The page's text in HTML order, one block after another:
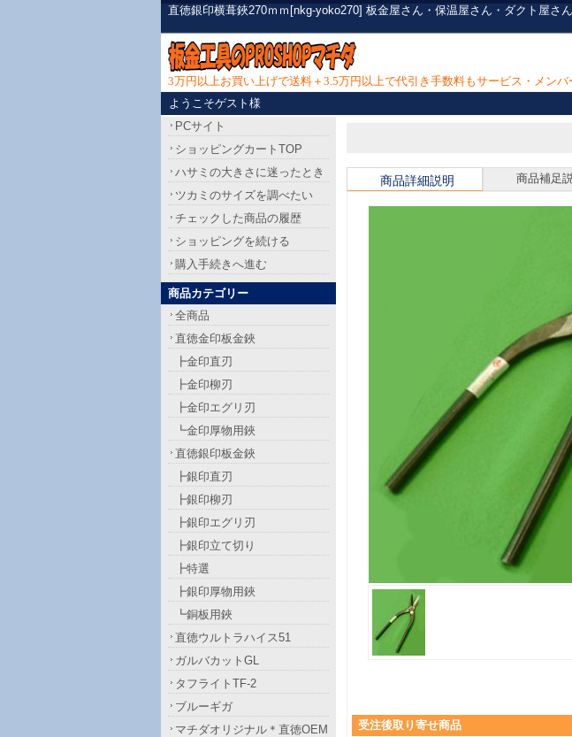
直徳銀印横葺鋏270ｍｍ[nkg-yoko270] 板金屋さん・保温屋さん・ダクト屋さ
3万円以上お買い上げで送料＋3.5万円以上で代引き手数料もサービス・メン
ようこそゲスト様
商品詳細説明 商品補足
受注後取り寄せ商品
PCサイト
ショッピングカートTOP
ハサミの大きさに迷ったとき
ツカミのサイズを調べたい
チェックした商品の履歴
ショッピングを続ける
購入手続きへ進む
商品カテゴリー
全商品
直徳金印板金鋏
┣金印直刃
┣金印柳刃
┣金印エグリ刃
┗金印厚物用鋏
直徳銀印板金鋏
┣銀印直刃
┣銀印柳刃
┣銀印エグリ刃
┣銀印立て切り
┣特選
┣銀印厚物用鋏
┗銅板用鋏
直徳ウルトラハイス51
ガルバカットGL
タフライトTF-2
ブルーギガ
マチダオリジナル＊直徳OEM